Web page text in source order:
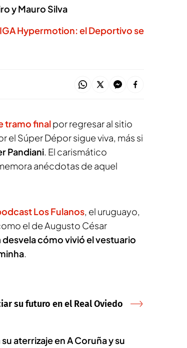
y Mauro Silva
Hypermotion: el Deportivo se
tramo finalpor regresar al sitio
el Súper Dépor sigue viva, más si
Pandiani. El carismático
anécdotas de aquel
Los Fulanos, el uruguayo,
el de Augusto César
desvela cómo vivió el vestuario
.
su futuro en el Real Oviedo
su aterrizaje en A Coruña y su